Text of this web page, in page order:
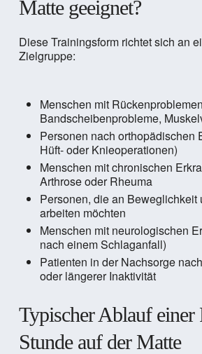
Matte geeignet?
Diese Trainingsform richtet sich an
Zielgruppe:
Menschen mit
Bandscheibenprobleme,
Personen nach orthopädischen
Hüft- oder Knieoperationen)
Menschen mit chronischen
Arthrose oder Rheuma
Personen, die an Beweglichkeit
arbeiten möchten
Menschen mit neurologischen
nach einem Schlaganfall)
Patienten in der Nachsorge
oder längerer Inaktivität
Typischer Ablauf einer
Stunde auf der Matte